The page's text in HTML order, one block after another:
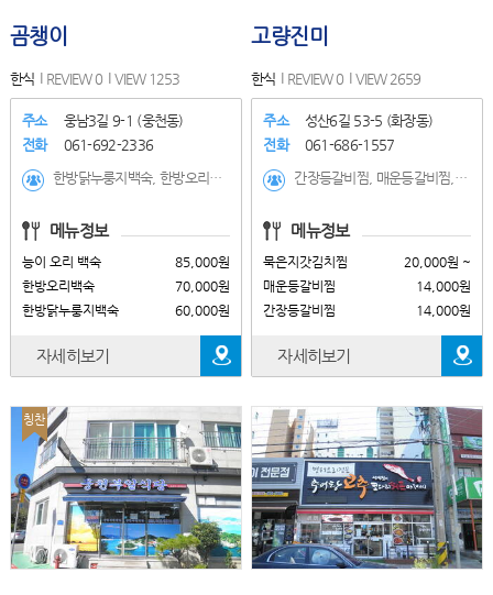
곰챙이
한식 REVIEW 0 VIEW 1253
주소
웅남3길 9-1 (웅천동)
전화
061-692-2336
한방닭누룽지백숙, 한방오리백숙, 능이 오리 백숙, 한방닭백숙, 오리양념주물럭, 생오리구이, 한방삼계탕, 능이 닭 백숙
메뉴정보
능이 오리 백숙
85,000원
한방오리백숙
70,000원
한방닭누룽지백숙
60,000원
자세히보기
고량진미
한식 REVIEW 0 VIEW 2659
주소
성산6길 53-5 (화장동)
전화
061-686-1557
간장등갈비찜, 매운등갈비찜, 묵은지갓김치찜, 묵은지 등갈비찜(매운맛), 통김치찌개, 묵은지 등갈비찜(간장맛)
메뉴정보
묵은지갓김치찜
20,000원 ~
매운등갈비찜
14,000원
간장등갈비찜
14,000원
자세히보기
칭찬